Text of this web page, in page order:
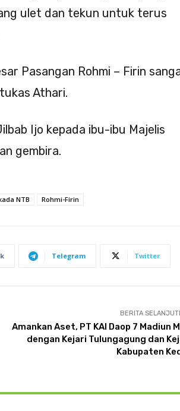
ulet dan tekun untuk terus
Pasangan Rohmi – Firin
Athari.
Ijo kepada ibu-ibu Majelis
gembira.
NTB Rohmi-Firin
Telegram Twitter
BERITA
Amankan Aset, PT KAI Daop 7 Madiun
dengan Kejari Tulungagung dan
Kabupaten